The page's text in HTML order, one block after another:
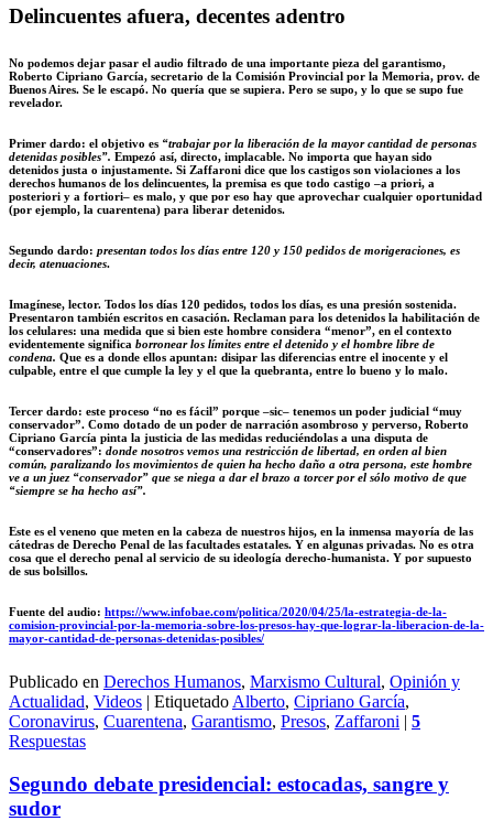
Delincuentes afuera, decentes adentro
No podemos dejar pasar el audio filtrado de una importante pieza del garantismo,
Roberto Cipriano García, secretario de la Comisión Provincial por la Memoria, prov. de
Buenos Aires. Se le escapó. No quería que se supiera. Pero se supo, y lo que se supo fue
revelador.
Primer dardo: el objetivo es “trabajar por la liberación de la mayor cantidad de personas
detenidas posibles”. Empezó así, directo, implacable. No importa que hayan sido
detenidos justa o injustamente. Si Zaffaroni dice que los castigos son violaciones a los
derechos humanos de los delincuentes, la premisa es que todo castigo –a priori, a
posteriori y a fortiori– es malo, y que por eso hay que aprovechar cualquier oportunidad
(por ejemplo, la cuarentena) para liberar detenidos.
Segundo dardo: presentan todos los días entre 120 y 150 pedidos de morigeraciones, es
decir, atenuaciones.
Imagínese, lector. Todos los días 120 pedidos, todos los días, es una presión sostenida.
Presentaron también escritos en casación. Reclaman para los detenidos la habilitación de
los celulares: una medida que si bien este hombre considera “menor”, en el contexto
evidentemente significa borronear los límites entre el detenido y el hombre libre de
condena. Que es a donde ellos apuntan: disipar las diferencias entre el inocente y el
culpable, entre el que cumple la ley y el que la quebranta, entre lo bueno y lo malo.
Tercer dardo: este proceso “no es fácil” porque –sic– tenemos un poder judicial “muy
conservador”. Como dotado de un poder de narración asombroso y perverso, Roberto
Cipriano García pinta la justicia de las medidas reduciéndolas a una disputa de
“conservadores”: donde nosotros vemos una restricción de libertad, en orden al bien
común, paralizando los movimientos de quien ha hecho daño a otra persona, este hombre
ve a un juez “conservador” que se niega a dar el brazo a torcer por el sólo motivo de que
“siempre se ha hecho así”.
Este es el veneno que meten en la cabeza de nuestros hijos, en la inmensa mayoría de las
cátedras de Derecho Penal de las facultades estatales. Y en algunas privadas. No es otra
cosa que el derecho penal al servicio de su ideología derecho-humanista. Y por supuesto
de sus bolsillos.
Fuente del audio: https://www.infobae.com/politica/2020/04/25/la-estrategia-de-la-
comision-provincial-por-la-memoria-sobre-los-presos-hay-que-lograr-la-liberacion-de-la-
mayor-cantidad-de-personas-detenidas-posibles/
Publicado en Derechos Humanos, Marxismo Cultural, Opinión y
Actualidad, Videos | Etiquetado Alberto, Cipriano García,
Coronavirus, Cuarentena, Garantismo, Presos, Zaffaroni | 5
Respuestas
Segundo debate presidencial: estocadas, sangre y
sudor